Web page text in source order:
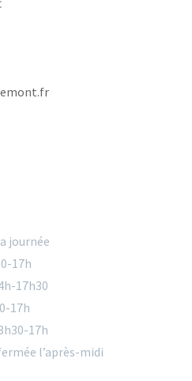
journée
17h
17h30
17h
17h
l’après-midi